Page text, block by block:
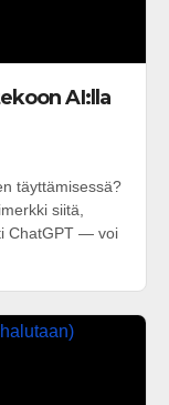
AI:lla
täyttämisessä?
siitä,
ChatGPT — voi